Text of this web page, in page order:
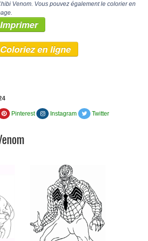
Venom. Vous pouvez également le colorier en
Imprimer
Coloriez en ligne
Pinterest Instagram Twitter